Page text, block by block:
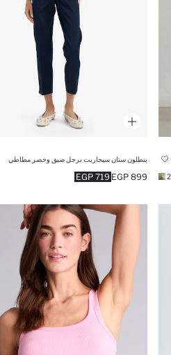
بنطلون ستان سيجاريت برجل ضيق وخصر مطاطي
719 EGP 899 EGP